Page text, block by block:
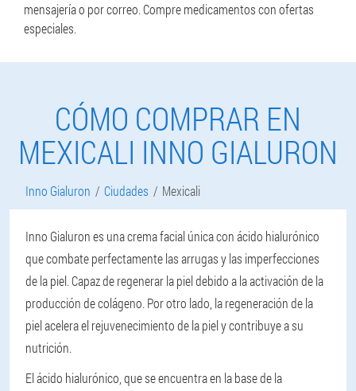
mensajería o por correo. Compre medicamentos con ofertas
especiales.
CÓMO COMPRAR EN
MEXICALI INNO GIALURON
Inno Gialuron Ciudades Mexicali
Inno Gialuron es una crema facial única con ácido hialurónico
que combate perfectamente las arrugas y las imperfecciones
de la piel. Capaz de regenerar la piel debido a la activación de la
producción de colágeno. Por otro lado, la regeneración de la
piel acelera el rejuvenecimiento de la piel y contribuye a su
nutrición.
El ácido hialurónico, que se encuentra en la base de la